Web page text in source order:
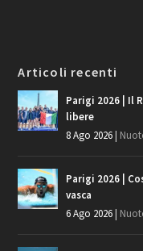
Articoli recenti
Parigi 2026 | Il
libere
8 Ago 2026|
Parigi 2026 |
vasca
6 Ago 2026|